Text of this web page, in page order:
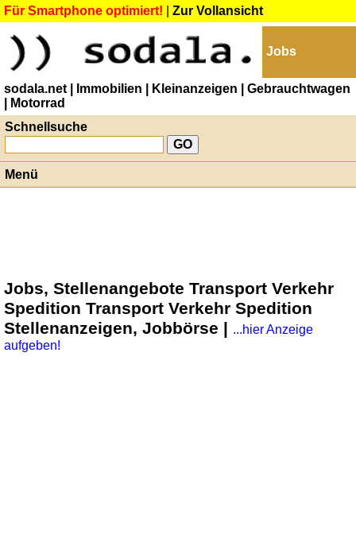
Für Smartphone optimiert! Zur Vollansicht
Jobs
sodala.net | Immobilien | Kleinanzeigen
| Gebrauchtwagen
| Motorrad
Schnellsuche
Menü
Jobs, Stellenangebote Transport Verkehr
Spedition Transport Verkehr Spedition
Stellenanzeigen, Jobbörse | ...hier Anzeige
aufgeben!